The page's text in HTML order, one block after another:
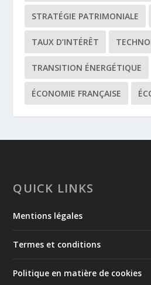
STRATÉGIE PATRIMONIALE
TAUX D’INTÉRÊT
TRANSITION ÉNERGÉTIQUE
ÉCONOMIE FRANÇAISE
QUICK LINKS
Mentions légales
Termes et conditions
Politique en matière de cookies